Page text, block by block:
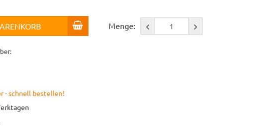
Menge:
- schnell bestellen!